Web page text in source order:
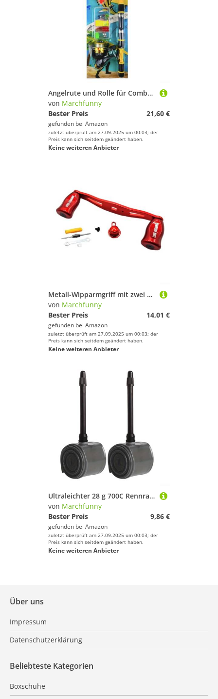
Angelrute und Rolle für Combo 1 8M Teleskop mit 3 Kugellagern für reibungsloses Werfen, ergonomischer EVA-Griff für Familie und Kinder Angelabenteuer (Gelb)
von Marchfunny
Bester Preis
21,60 €
gefunden bei Amazon
zuletzt überprüft am 27.09.2025 um 00:03; der
Preis kann sich seitdem geändert haben.
Keine weiteren Anbieter
Metall-Wipparmgriff mit zwei Kugellagern für FAIWA für ABU für TATULA-Serie, Aluminium-Legierung für zuverlässige Angelrollenleistung (linke Hand rot)
von Marchfunny
Bester Preis
14,01 €
gefunden bei Amazon
zuletzt überprüft am 27.09.2025 um 00:03; der
Preis kann sich seitdem geändert haben.
Keine weiteren Anbieter
Ultraleichter 28 g 700C Rennrad-Schlauch mit TPU-Kompatibilität, Ventillängen 65 mm und 85 mm, entworfen für Felgen- und Scheibenbremsen-Radsätze (85 mm, 2 Stück)
von Marchfunny
Bester Preis
9,86 €
gefunden bei Amazon
zuletzt überprüft am 27.09.2025 um 00:03; der
Preis kann sich seitdem geändert haben.
Keine weiteren Anbieter
Über uns
Impressum
Datenschutzerklärung
Beliebteste Kategorien
Boxschuhe